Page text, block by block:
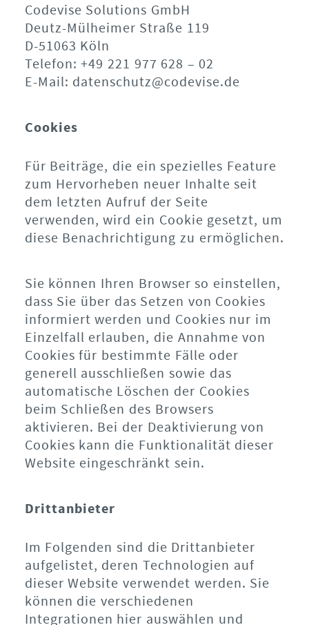
Codevise Solutions GmbH
Deutz-Mülheimer Straße 119
D-51063 Köln
Telefon: +49 221 977 628 – 02
E-Mail: datenschutz@codevise.de
Cookies
Für Beiträge, die ein spezielles Feature
zum Hervorheben neuer Inhalte seit
dem letzten Aufruf der Seite
verwenden, wird ein Cookie gesetzt, um
diese Benachrichtigung zu ermöglichen.
Sie können Ihren Browser so einstellen,
dass Sie über das Setzen von Cookies
informiert werden und Cookies nur im
Einzelfall erlauben, die Annahme von
Cookies für bestimmte Fälle oder
generell ausschließen sowie das
automatische Löschen der Cookies
beim Schließen des Browsers
aktivieren. Bei der Deaktivierung von
Cookies kann die Funktionalität dieser
Website eingeschränkt sein.
Drittanbieter
Im Folgenden sind die Drittanbieter
aufgelistet, deren Technologien auf
dieser Website verwendet werden. Sie
können die verschiedenen
Integrationen hier auswählen und